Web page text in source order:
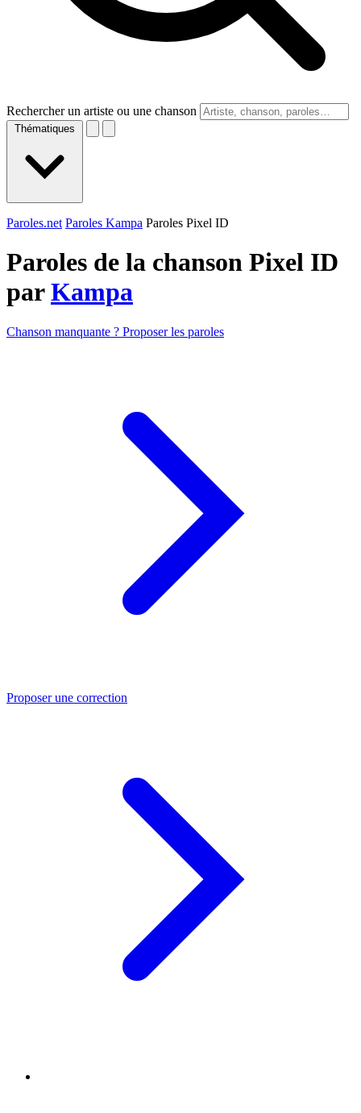
Rechercher un artiste ou une chanson
Thématiques
Paroles.net Paroles Kampa Paroles Pixel ID
Paroles de la chanson Pixel ID
parKampa
Chanson manquante ? Proposer les paroles
Proposer une correction